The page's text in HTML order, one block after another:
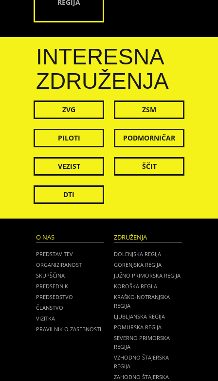
REGIJA
INTERESNA
ZDRUŽENJA
ZVG ZSM
PILOTI PODMORNIČAR
VEZIST ŠČIT
DTI
O NAS
PREDSTAVITEV
ORGANIZIRANOST
SKUPŠČINA
PREDSEDNIK
PREDSEDSTVO
ČLANSTVO
VIZITKA
PRAVILNIK O ZASEBNOSTI
ZDRUŽENJA
DOLENJSKA REGIJA
GORENJSKA REGIJA
JUŽNO PRIMORSKA REGIJA
KOROŠKA REGIJA
KRAŠKO-NOTRANJSKA
REGIJA
LJUBLJANSKA REGIJA
POMURSKA REGIJA
SEVERNO PRIMORSKA
REGIJA
VZHODNO ŠTAJERSKA
REGIJA
ZAHODNO ŠTAJERSKA